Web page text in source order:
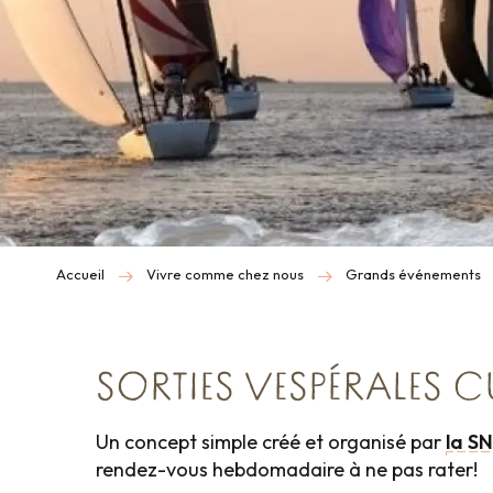
Accueil Vivre comme chez nous Grands événements
SORTIES VESPÉRALES
Un concept simple créé et organisé par la
rendez-vous hebdomadaire à ne pas rater!